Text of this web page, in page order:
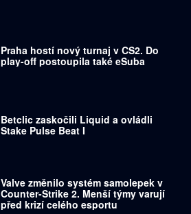
Praha hostí nový turnaj v CS2. Do
play-off postoupila také eSuba
Betclic zaskočili Liquid a ovládli
Stake Pulse Beat I
Valve změnilo systém samolepek v
Counter-Strike 2. Menší týmy varují
před krizí celého esportu